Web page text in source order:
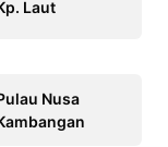
Laut
Nusa